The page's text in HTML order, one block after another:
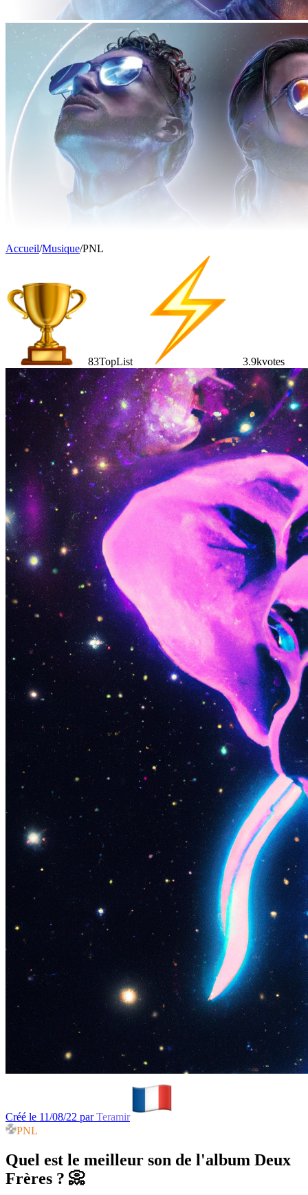
Accueil/Musique/PNL
83TopList 3.9kvotes
Créé le 11/08/22 par Teramir
PNL
Quel est le meilleur son de l'album Deux
Frères ? 📀